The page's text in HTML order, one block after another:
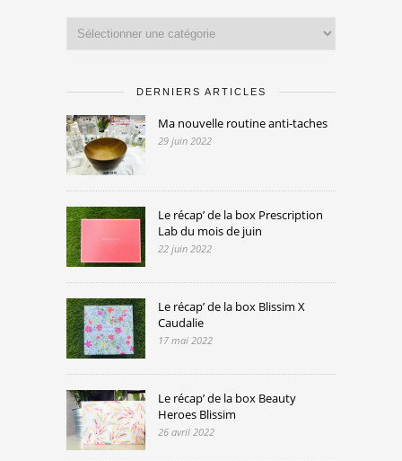
DERNIERS ARTICLES
Ma nouvelle routine anti-taches
29 juin 2022
Le récap’ de la box Prescription
Lab du mois de juin
22 juin 2022
Le récap’ de la box Blissim X
Caudalie
17 mai 2022
Le récap’ de la box Beauty
Heroes Blissim
26 avril 2022